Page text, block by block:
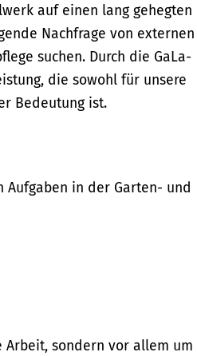
auf einen lang gehegten
Nachfrage von externen
suchen. Durch die GaLa-
die sowohl für unsere
Bedeutung ist.
Aufgaben in der Garten- und
Arbeit, sondern vor allem um